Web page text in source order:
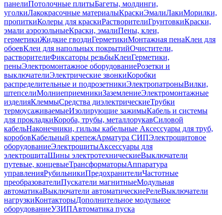
панелиПотолочные плитыБагеты, молдинги,
уголкиЛакокрасочные материалыКраскиЭмалиЛакиМорилки,
пропиткиКолеры для краскиРастворителиГрунтовкиКраски,
эмали аэрозольныеКраски, эмалиПены, клеи,
герметикиЖидкие гвоздиГерметикиМонтажная пенаКлеи для
обоевКлеи для напольных покрытийОчистители,
растворителиФиксаторы резьбыКлеиГерметики,
пеныЭлектромонтажное оборудованиеРозетки и
выключателиЭлектрические звонкиКоробки
распределительные и подрозетникиЭлектропатроныВилки,
штепселиМолниеприемникиЗаземлениеЭлектромонтажные
изделияКлеммыСредства диэлектрическиеТрубки
термоусаживаемыеИзолирующие зажимыКабель и системы
для прокладкиКороба, трубы, металлорукавСиловой
кабельНаконечники, гильзы кабельные Аксессуары для труб,
коробовКабельный крепежАрматура СИПЭлектрощитовое
оборудованиеЭлектрощитыАксессуары для
электрощитаШины электротехническиеВыключатели
путевые, концевыеТрансформаторыАппаратура
управленияРубильникиПредохранителиЧастотные
преобразователиПускатели магнитныеМодульная
автоматикаВыключатели автоматическиеРелеВыключатели
нагрузкиКонтакторыДополнительное модульное
оборудованиеУЗИПАвтоматика пуска